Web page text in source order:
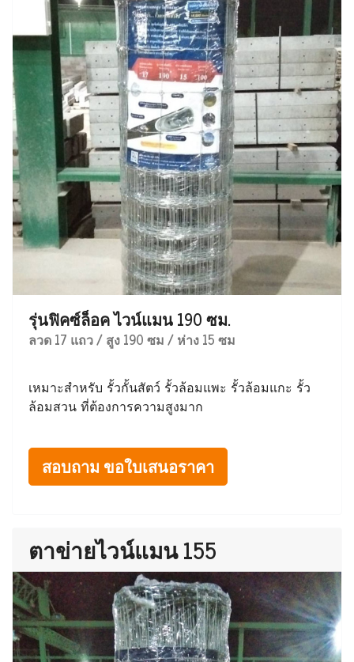
รุ่นฟิคซ์ล็อค ไวน์แมน 190 ซม.
ลวด 17 แถว / สูง 190 ซม / ห่าง 15 ซม
เหมาะสำหรับ รั้วกั้นสัตว์ รั้วล้อมแพะ รั้วล้อมแกะ รั้ว
ล้อมสวน ที่ต้องการความสูงมาก
สอบถาม ขอใบเสนอราคา
ตาข่ายไวน์แมน 155